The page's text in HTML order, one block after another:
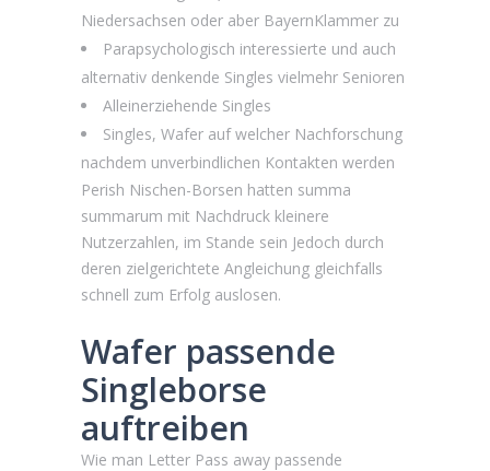
Niedersachsen oder aber BayernKlammer zu
Parapsychologisch interessierte und auch
alternativ denkende Singles vielmehr Senioren
Alleinerziehende Singles
Singles, Wafer auf welcher Nachforschung
nachdem unverbindlichen Kontakten werden
Perish Nischen-Borsen hatten summa
summarum mit Nachdruck kleinere
Nutzerzahlen, im Stande sein Jedoch durch
deren zielgerichtete Angleichung gleichfalls
schnell zum Erfolg auslosen.
Wafer passende
Singleborse
auftreiben
Wie man Letter Pass away passende